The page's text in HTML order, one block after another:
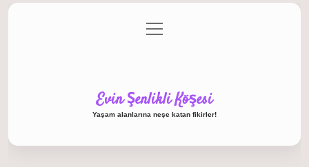
Gizlilik Politikası
menüyü
aç
Evin Şenlikli Köşesi
Yaşam alanlarına neşe katan fikirler!